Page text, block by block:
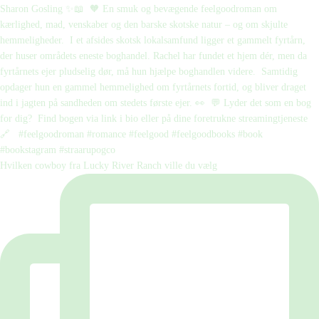
Hvilken cowboy fra Lucky River Ranch ville du vælg